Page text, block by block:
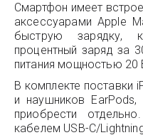
Смартфон имеет
аксессуарами Apple
быструю зарядку,
процентный заряд за
питания мощностью 20
В комплекте поставки
и наушников
приобрести
кабелем USB-C/